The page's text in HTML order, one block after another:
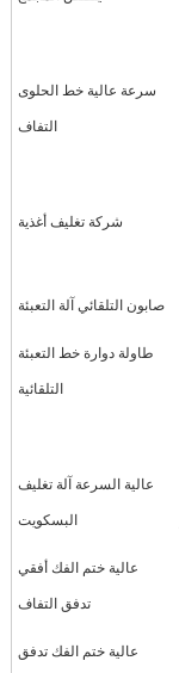
سرعة عالية خط الحلوى
التفاف
شركة تغليف أغذية
صابون التلقائي آلة التعبئة
طاولة دوارة خط التعبئة
التلقائية
عالية السرعة آلة تغليف
البسكويت
عالية ختم الفك أفقي
تدفق التفاف
عالية ختم الفك تدفق